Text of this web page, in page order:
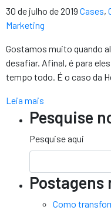
30 de julho de 2019 Cases,
Marketing
Gostamos muito quando
desafiar. Afinal, é para
tempo todo. É o caso da
Leia mais
Pesquise
Pesquise aqui
Postagens
Como